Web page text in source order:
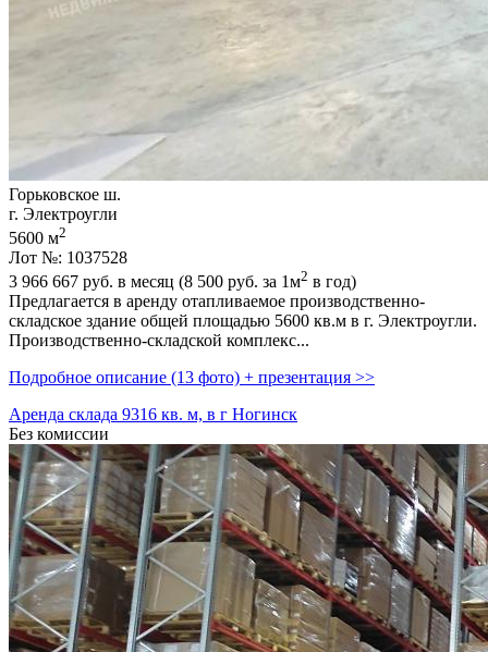
Горьковское ш.
г. Электроугли
5600 м2
Лот №: 1037528
3 966 667 руб. в месяц (8 500 руб. за 1м2 в год)
Предлагается в аренду отапливаемое производственно-
складское здание общей площадью 5600 кв.м в г. Электроугли.
Производственно-складской комплекс...
Подробное описание (13 фото) + презентация >>
Аренда склада 9316 кв. м, в г Ногинск
Без комиссии